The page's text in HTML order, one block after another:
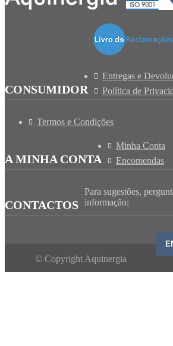
CONSUMIDOR
Entregas e
Política de
Termos e Condições
A MINHA CONTA
Minha Conta
Encomendas
CONTACTOS
Para sugestões,
informação:
© Copyright Aquinergia